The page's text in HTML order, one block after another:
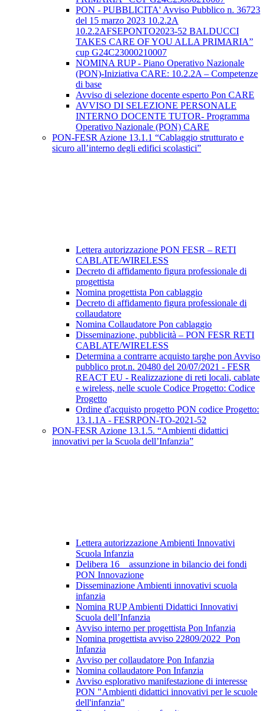
PON - PUBBLICITA' Avviso Pubblico n. 36723
del 15 marzo 2023 10.2.2A
10.2.2AFSEPONTO2023-52 BALDUCCI
TAKES CARE OF YOU ALLA PRIMARIA”
cup G24C23000210007
NOMINA RUP - Piano Operativo Nazionale
(PON)-Iniziativa CARE: 10.2.2A – Competenze
di base
Avviso di selezione docente esperto Pon CARE
AVVISO DI SELEZIONE PERSONALE
INTERNO DOCENTE TUTOR- Programma
Operativo Nazionale (PON) CARE
PON-FESR Azione 13.1.1 “Cablaggio strutturato e
sicuro all’interno degli edifici scolastici”
Lettera autorizzazione PON FESR – RETI
CABLATE/WIRELESS
Decreto di affidamento figura professionale di
progettista
Nomina progettista Pon cablaggio
Decreto di affidamento figura professionale di
collaudatore
Nomina Collaudatore Pon cablaggio
Disseminazione, pubblicità – PON FESR RETI
CABLATE/WIRELESS
Determina a contrarre acquisto targhe pon Avviso
pubblico prot.n. 20480 del 20/07/2021 - FESR
REACT EU - Realizzazione di reti locali, cablate
e wireless, nelle scuole Codice Progetto: Codice
Progetto
Ordine d'acquisto progetto PON codice Progetto:
13.1.1A - FESRPON-TO-2021-52
PON-FESR Azione 13.1.5. “Ambienti didattici
innovativi per la Scuola dell’Infanzia”
Lettera autorizzazione Ambienti Innovativi
Scuola Infanzia
Delibera 16 _ assunzione in bilancio dei fondi
PON Innovazione
Disseminazione Ambienti innovativi scuola
infanzia
Nomina RUP Ambienti Didattici Innovativi
Scuola dell’Infanzia
Avviso interno per progettista Pon Infanzia
Nomina progettista avviso 22809/2022_Pon
Infanzia
Avviso per collaudatore Pon Infanzia
Nomina collaudatore Pon Infanzia
Avviso esplorativo manifestazione di interesse
PON "Ambienti didattici innovativi per le scuole
dell'infanzia"